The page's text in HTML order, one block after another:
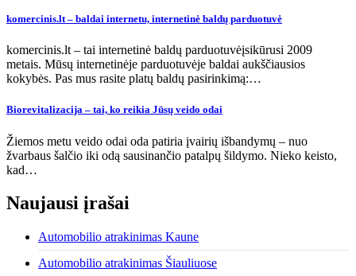
komercinis.lt – baldai internetu, internetinė baldų parduotuvė
komercinis.lt – tai internetinė baldų parduotuvėįsikūrusi 2009
metais. Mūsų internetinėje parduotuvėje baldai aukščiausios
kokybės. Pas mus rasite platų baldų pasirinkimą:…
Biorevitalizacija – tai, ko reikia Jūsų veido odai
Žiemos metu veido odai oda patiria įvairių išbandymų – nuo
žvarbaus šalčio iki odą sausinančio patalpų šildymo. Nieko keisto,
kad…
Naujausi įrašai
Automobilio atrakinimas Kaune
Automobilio atrakinimas Šiauliuose